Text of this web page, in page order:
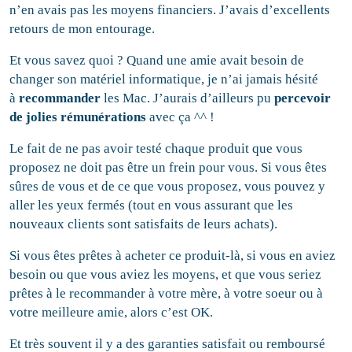
n’en avais pas les moyens financiers. J’avais d’excellents
retours de mon entourage.
Et vous savez quoi ? Quand une amie avait besoin de
changer son matériel informatique, je n’ai jamais hésité
àrecommanderles Mac. J’aurais d’ailleurs pupercevoir
de joliesrémunérations avec ça ^^ !
Le fait de ne pas avoir testé chaque produit que vous
proposez ne doit pas être un frein pour vous. Si vous êtes
sûres de vous et de ce que vous proposez, vous pouvez y
aller les yeux fermés (tout en vous assurant que les
nouveaux clients sont satisfaits de leurs achats).
Si vous êtes prêtes à acheter ce produit-là, si vous en aviez
besoin ou que vous aviez les moyens, et que vous seriez
prêtes à le recommander à votre mère, à votre soeur ou à
votre meilleure amie, alors c’est OK.
Et très souvent il y a des garanties satisfait ou remboursé